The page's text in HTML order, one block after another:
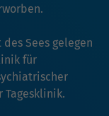
Sees gelegen
für
Tagesklinik.